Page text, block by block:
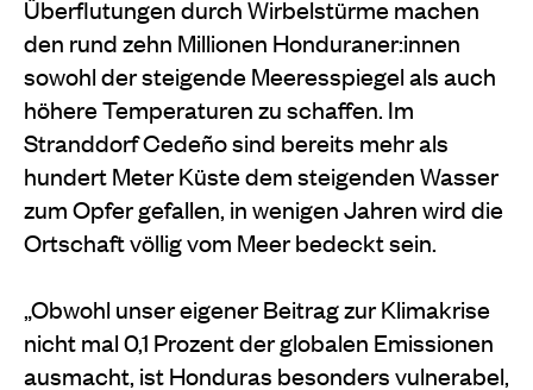
Überflutungen durch Wirbelstürme machen
den rund zehn Millionen Honduraner:innen
sowohl der steigende Meeresspiegel als auch
höhere Temperaturen zu schaffen. Im
Stranddorf Cedeño sind bereits mehr als
hundert Meter Küste dem steigenden Wasser
zum Opfer gefallen, in wenigen Jahren wird die
Ortschaft völlig vom Meer bedeckt sein.
„Obwohl unser eigener Beitrag zur Klimakrise
nicht mal 0,1 Prozent der globalen Emissionen
ausmacht, ist Honduras besonders vulnerabel,